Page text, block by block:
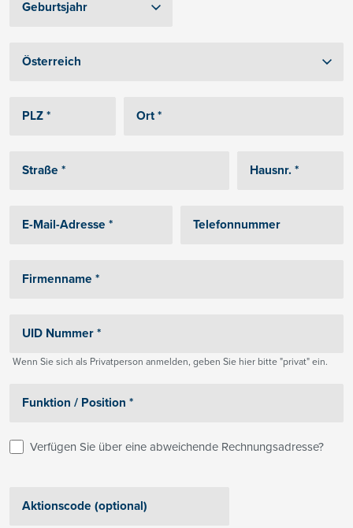
Wenn Sie sich als Privatperson anmelden, geben Sie hier bitte "privat" ein.
Verfügen Sie über eine abweichende Rechnungsadresse?